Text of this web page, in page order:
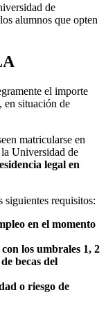
de
alumnos que opten
el importe
en situación de
matricularse en
Universidad de
legal en
siguientes requisitos:
en el momento
los umbrales 1, 2
becas del
o riesgo de